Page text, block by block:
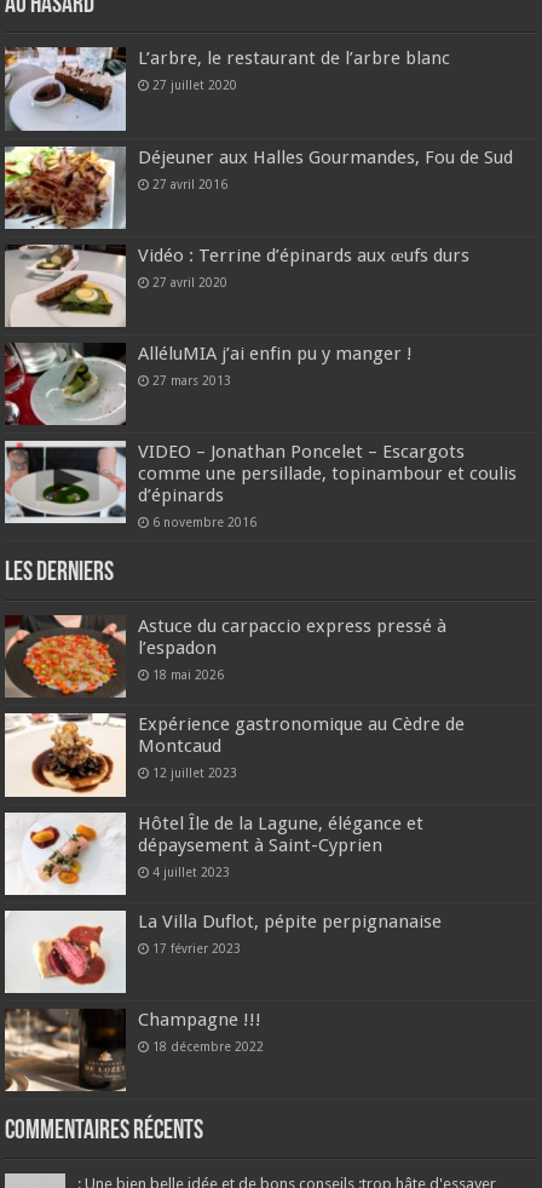
Au hasard
L’arbre, le restaurant de l’arbre blanc
27 juillet 2020
Déjeuner aux Halles Gourmandes, Fou de Sud
27 avril 2016
Vidéo : Terrine d’épinards aux œufs durs
27 avril 2020
AlléluMIA j’ai enfin pu y manger !
27 mars 2013
VIDEO – Jonathan Poncelet – Escargots
comme une persillade, topinambour et coulis
d’épinards
6 novembre 2016
Les derniers
Astuce du carpaccio express pressé à
l’espadon
18 mai 2026
Expérience gastronomique au Cèdre de
Montcaud
12 juillet 2023
Hôtel Île de la Lagune, élégance et
dépaysement à Saint-Cyprien
4 juillet 2023
La Villa Duflot, pépite perpignanaise
17 février 2023
Champagne !!!
18 décembre 2022
Commentaires récents
: Une bien belle idée et de bons conseils :trop hâte d'essayer